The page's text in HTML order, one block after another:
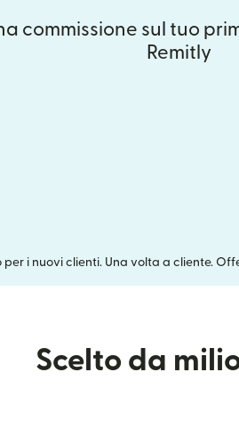
commissione sul tuo
Remitly
per i nuovi clienti. Una volta a cliente.
Scelto da